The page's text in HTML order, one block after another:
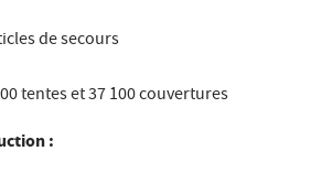
de secours
tentes et 37 100 couvertures
: